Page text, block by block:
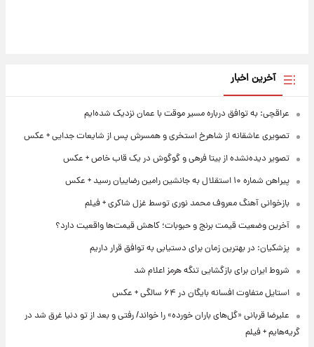
آخرین اخبار
عراقچی: به توافق درباره مسیر موقت با عمان نزدیک شده‌ایم
تصویری عاشقانه از شاهرخ استخری و همسرش پس از شایعات جدایی + عکس
تصویر دیده‌نشده از بیتا فرهی و گوگوش در یک قاب خاص + عکس
پیراهن شماره ۱۰ استقلال به جانشین رامین رضاییان رسید + عکس
بازخوانی آهنگ معروف محمد نوری توسط غزل شاکری + فیلم
آخرین وضعیت قیمت برنج و حبوبات؛ کاهش قیمت‌ها واقعیت دارد؟
پزشکیان: در بهترین زمان برای دستیابی به توافق قرار داریم
شروط ایران برای بازگشایی تنگه هرمز اعلام شد
استایل متفاوت افسانه بایگان در ۶۴ سالگی + عکس
علیرضا قربانی «گل‌های باران خورده» را خواند/ رفتی و بعد از تو دنیا غرق شد در
گریه‌هایم + فیلم